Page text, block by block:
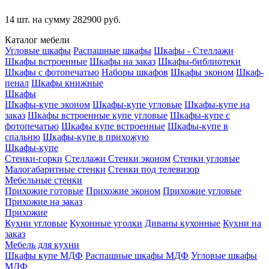
14 шт. на сумму 282900 руб.
Каталог мебели
Угловые шкафы Распашные шкафы Шкафы - Стеллажи
Шкафы встроенные Шкафы на заказ Шкафы-библиотеки
Шкафы с фотопечатью Наборы шкафов Шкафы эконом Шкаф-
пенал Шкафы книжные
Шкафы
Шкафы-купе эконом Шкафы-купе угловые Шкафы-купе на
заказ Шкафы встроенные купе угловые Шкафы-купе с
фотопечатью Шкафы купе встроенные Шкафы-купе в
спальню Шкафы-купе в прихожую
Шкафы-купе
Стенки-горки Стеллажи Стенки эконом Стенки угловые
Малогабаритные стенки Стенки под телевизор
Мебельные стенки
Прихожие готовые Прихожие эконом Прихожие угловые
Прихожие на заказ
Прихожие
Кухни угловые Кухонные уголки Диваны кухонные Кухни на
заказ
Мебель для кухни
Шкафы купе МДФ Распашные шкафы МДФ Угловые шкафы
МДФ